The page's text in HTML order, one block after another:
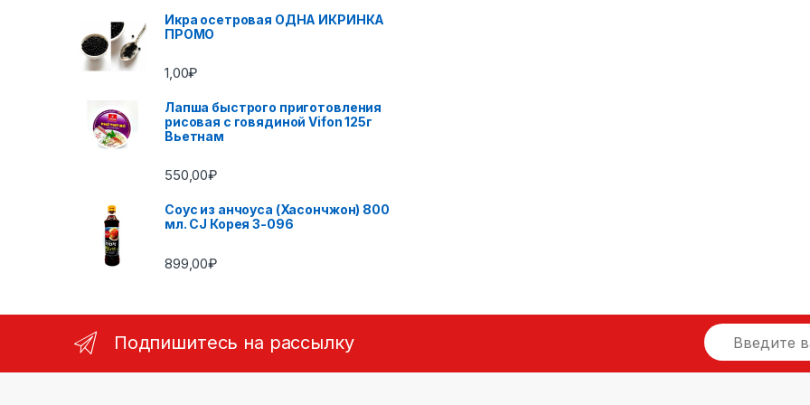
Икра осетровая ОДНА ИКРИНКА
ПРОМО
1,00₽
Лапша быстрого приготовления
рисовая с говядиной Vifon 125г
Вьетнам
550,00₽
Соус из анчоуса (Хасончжон) 800
мл. CJ Корея 3-096
899,00₽
Подпишитесь на рассылку